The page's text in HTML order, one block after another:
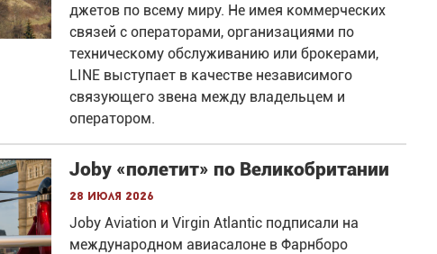
джетов по всему миру. Не имея коммерческих
связей с операторами, организациями по
техническому обслуживанию или брокерами,
LINE выступает в качестве независимого
связующего звена между владельцем и
оператором.
Joby «полетит» по Великобритании
28 июля 2026
Joby Aviation и Virgin Atlantic подписали на
международном авиасалоне в Фарнборо